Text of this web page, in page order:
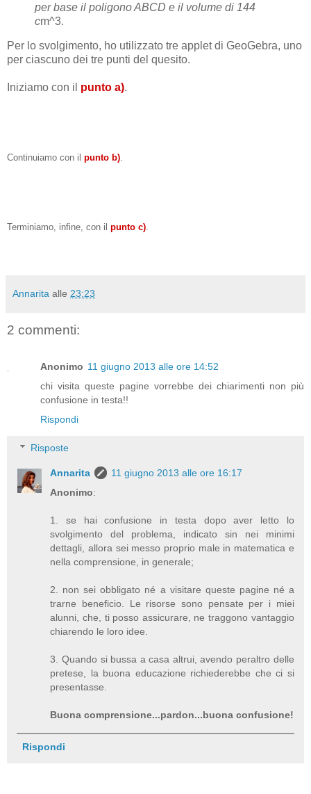
per base il poligono ABCD e il volume di 144
cm^3.
Per lo svolgimento, ho utilizzato tre applet di GeoGebra, uno
per ciascuno dei tre punti del quesito.
Iniziamo con il punto a).
Continuiamo con il punto b).
Terminiamo, infine, con il punto c).
Annarita alle 23:23
2 commenti:
Anonimo 11 giugno 2013 alle ore 14:52
chi visita queste pagine vorrebbe dei chiarimenti non più
confusione in testa!!
Rispondi
Risposte
Annarita
11 giugno 2013 alle ore 16:17
Anonimo:
1. se hai confusione in testa dopo aver letto lo
svolgimento del problema, indicato sin nei minimi
dettagli, allora sei messo proprio male in matematica e
nella comprensione, in generale;
2. non sei obbligato né a visitare queste pagine né a
trarne beneficio. Le risorse sono pensate per i miei
alunni, che, ti posso assicurare, ne traggono vantaggio
chiarendo le loro idee.
3. Quando si bussa a casa altrui, avendo peraltro delle
pretese, la buona educazione richiederebbe che ci si
presentasse.
Buona comprensione...pardon...buona confusione!
Rispondi